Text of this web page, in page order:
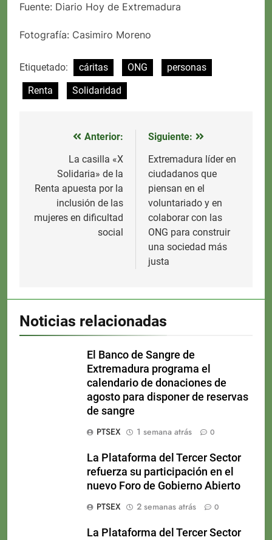
Fuente: Diario Hoy de Extremadura
Fotografía: Casimiro Moreno
Etiquetado: cáritas ONG
personas
Renta
Solidaridad
Navegación
entradas
Anterior:
La casilla «X
Solidaria» de la
Renta apuesta por la
inclusión de las
mujeres en dificultad
social
Siguiente:
Extremadura líder en
ciudadanos que
piensan en el
voluntariado y en
colaborar con las
ONG para construir
una sociedad más
justa
Noticias relacionadas
El Banco de Sangre de
Extremadura programa el
calendario de donaciones de
agosto para disponer de reservas
de sangre
PTSEX
1 semana atrás 0
La Plataforma del Tercer Sector
refuerza su participación en el
nuevo Foro de Gobierno Abierto
PTSEX
2 semanas atrás 0
La Plataforma del Tercer Sector